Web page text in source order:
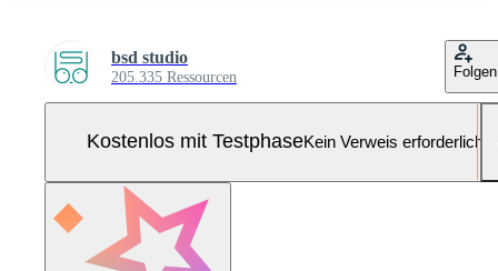
bsd studio
205.335 Ressourcen Folgen
Kostenlos mit TestphaseKein Verweis erforderlich